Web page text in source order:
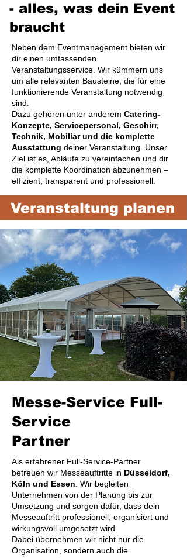
- alles, was dein Event
braucht
Neben dem Eventmanagement bieten wir
dir einen umfassenden
Veranstaltungsservice. Wir kümmern uns
um alle relevanten Bausteine, die für eine
funktionierende Veranstaltung notwendig
sind.
Dazu gehören unter anderem Catering-
Konzepte, Servicepersonal, Geschirr,
Technik, Mobiliar und die komplette
Ausstattung deiner Veranstaltung. Unser
Ziel ist es, Abläufe zu vereinfachen und dir
die komplette Koordination abzunehmen –
effizient, transparent und professionell.
Veranstaltung planen
Messe-Service Full-
Service
Partner
Als erfahrener Full-Service-Partner
betreuen wir Messeauftritte in Düsseldorf,
Köln und Essen . Wir begleiten
Unternehmen von der Planung bis zur
Umsetzung und sorgen dafür, dass dein
Messeauftritt professionell, organisiert und
wirkungsvoll umgesetzt wird.
Dabei übernehmen wir nicht nur die
Organisation, sondern auch die